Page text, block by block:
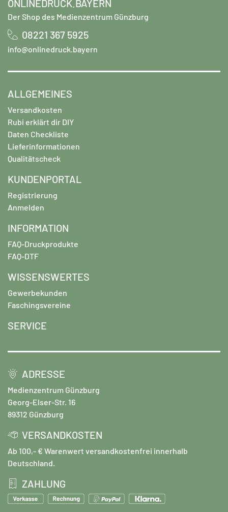
ONLINEDRUCK.BAYERN
Der Shop des Medienzentrum Günzburg
08221 367 5925
info@onlinedruck.bayern
ALLGEMEINES
Versandkosten
Rubi erklärt dir DIY
Daten Checkliste
Lieferinformationen
Qualitätscheck
KUNDENPORTAL
Registrierung
Anmelden
INFORMATION
FAQ-Druckprodukte
FAQ-DTF
WISSENSWERTES
Gewerbekunden
Faschingsvereine
SERVICE
ADRESSE
Medienzentrum Günzburg
Georg-Elser-Str. 16
89312 Günzburg
VERSANDKOSTEN
Ab 100,- € Warenwert versandkostenfrei innerhalb
Deutschland.
ZAHLUNG